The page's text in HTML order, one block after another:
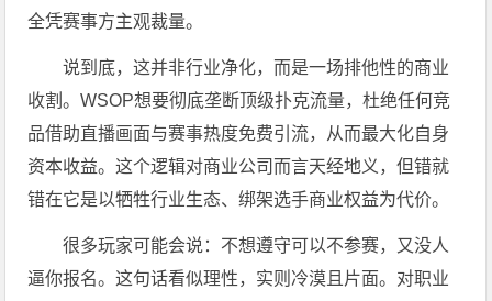
全凭赛事方主观裁量。
说到底，这并非行业净化，而是一场排他性的商业
收割。WSOP想要彻底垄断顶级扑克流量，杜绝任何竞
品借助直播画面与赛事热度免费引流，从而最大化自身
资本收益。这个逻辑对商业公司而言天经地义，但错就
错在它是以牺牲行业生态、绑架选手商业权益为代价。
很多玩家可能会说：不想遵守可以不参赛，又没人
逼你报名。这句话看似理性，实则冷漠且片面。对职业